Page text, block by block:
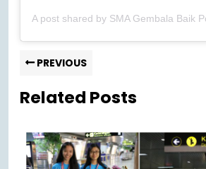
A post shared by SMA Gembala Baik Pontianak
PREVIOUS
Related Posts